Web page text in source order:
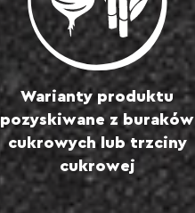
Warianty produktu
pozyskiwane z buraków
cukrowych lub trzciny
cukrowej